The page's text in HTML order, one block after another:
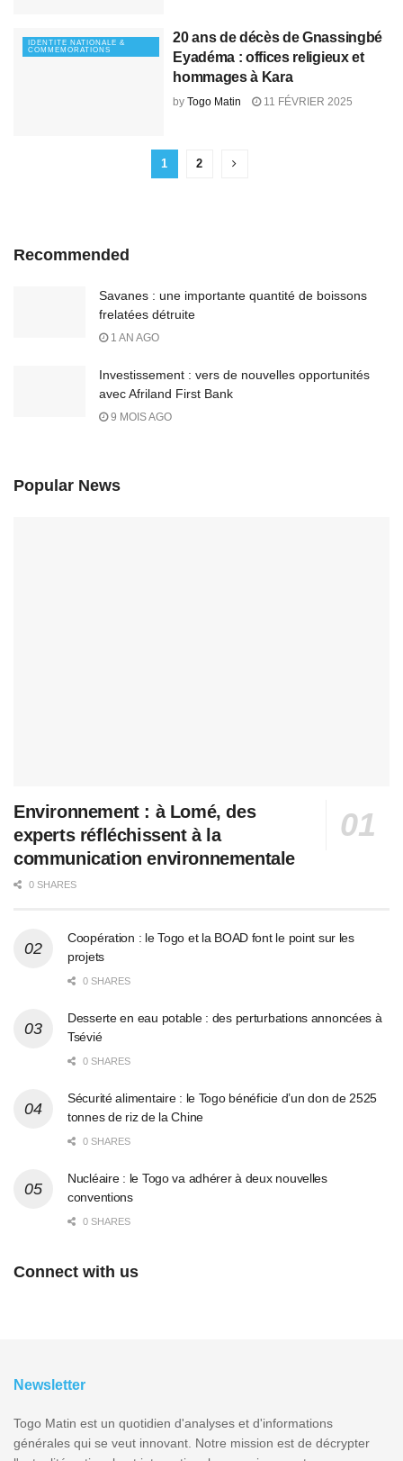
IDENTITE NATIONALE &
COMMEMORATIONS
20 ans de décès de Gnassingbé
Eyadéma : offices religieux et
hommages à Kara
by Togo Matin 11 FÉVRIER 2025
1 2
Recommended
Savanes : une importante quantité de boissons
frelatées détruite
1 AN AGO
Investissement : vers de nouvelles opportunités
avec Afriland First Bank
9 MOIS AGO
Popular News
Environnement : à Lomé, des
experts réfléchissent à la
communication environnementale
0 SHARES
Coopération : le Togo et la BOAD font le point sur les
projets
0 SHARES
Desserte en eau potable : des perturbations annoncées à
Tsévié
0 SHARES
Sécurité alimentaire : le Togo bénéficie d’un don de 2525
tonnes de riz de la Chine
0 SHARES
Nucléaire : le Togo va adhérer à deux nouvelles
conventions
0 SHARES
Connect with us
Newsletter
Togo Matin est un quotidien d'analyses et d'informations
générales qui se veut innovant. Notre mission est de décrypter